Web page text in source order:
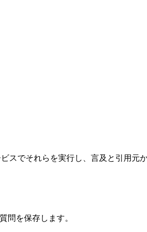
スでそれらを実行し、言及と引用元
問を保存します。